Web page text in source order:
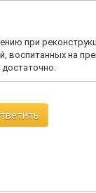
при
на